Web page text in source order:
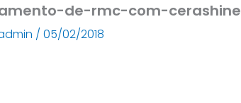
de-rmc-com-cerashine
/ 05/02/2018